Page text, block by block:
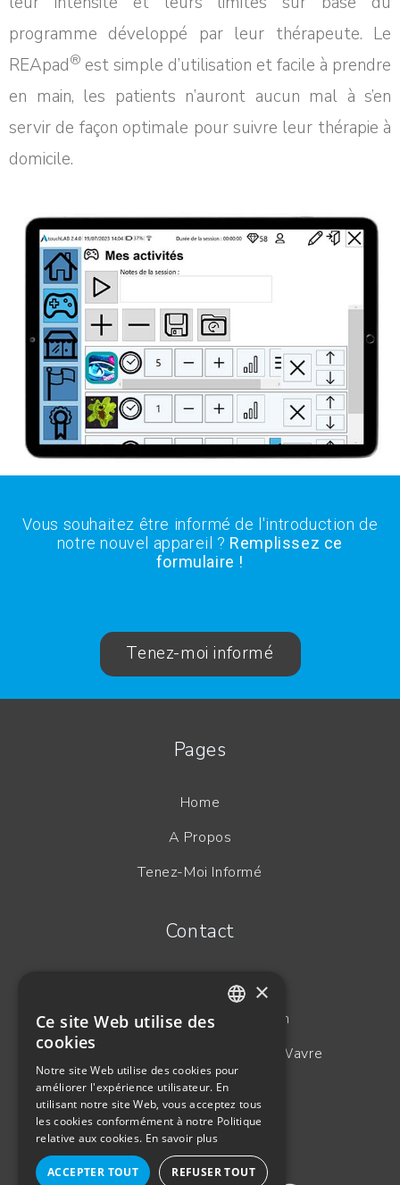
programme développé par leur thérapeute. Le
REApad® est simple d’utilisation et facile à prendre
en main, les patients n’auront aucun mal à s’en
servir de façon optimale pour suivre leur thérapie à
domicile.
Vous souhaitez être informé de l'introduction de
notre nouvel appareil ? Remplissez ce
formulaire !
Tenez-moi informé
Pages
Home
A Propos
Tenez-Moi Informé
Contact
+32(0)10 226 426
contact@axinesis.com
Avenue Sabin 3, B-1300 Wavre
BE 0628.807.052
BE-MF-000018870
DUTCH
×
Ce site Web utilise des
cookies
Notre site Web utilise des cookies pour
améliorer l'expérience utilisateur. En
utilisant notre site Web, vous acceptez tous
les cookies conformément à notre Politique
relative aux cookies. En savoir plus
ACCEPTER TOUT REFUSER TOUT